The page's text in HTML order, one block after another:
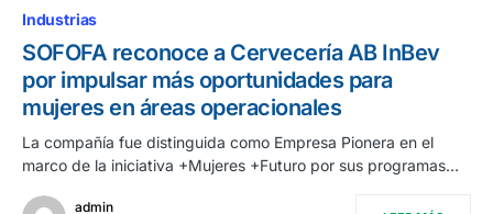
Industrias
SOFOFA reconoce a Cervecería AB InBev
por impulsar más oportunidades para
mujeres en áreas operacionales
La compañía fue distinguida como Empresa Pionera en el
marco de la iniciativa +Mujeres +Futuro por sus programas…
admin